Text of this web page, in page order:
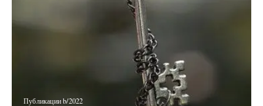
Публикации b/2022